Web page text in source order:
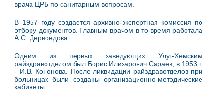
врача ЦРБ по санитар­ным вопросам.
В 1957 году создается архивно-экспертная комис­сия по
отбору документов. Главным врачом в то время работала
А.С. Дервоедова
Одним из первых заведующих Улуг-Хемским
райздравотделом был Борис Илизарович Сараев, в 1953 г.
- И.В. Кононова. После ликвидации райздравотделов при
больницах были созданы организационно-методические
кабинеты.